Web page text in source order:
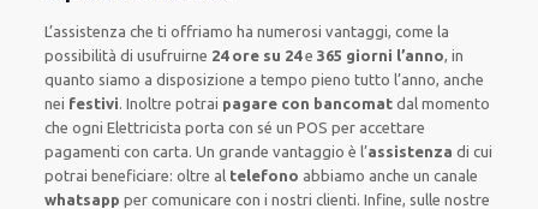
L’assistenza che tioffriamo ha numerosi vantaggi, come la
possibilità di usufruirne 24 ore su 24e 365 giorni l’anno, in
quanto siamo a disposizione a tempo pieno tutto l’anno, anche
nei festivi.Inoltrepotrai pagare con bancomat dal momento
che ogni Elettricistaporta con séun POSper accettare
pagamenticon carta.Un grande vantaggio è l’assistenza di cui
potrai beneficiare: oltre al telefono abbiamo anche uncanale
whatsappper comunicare con i nostri clienti.Infine, sulle nostre